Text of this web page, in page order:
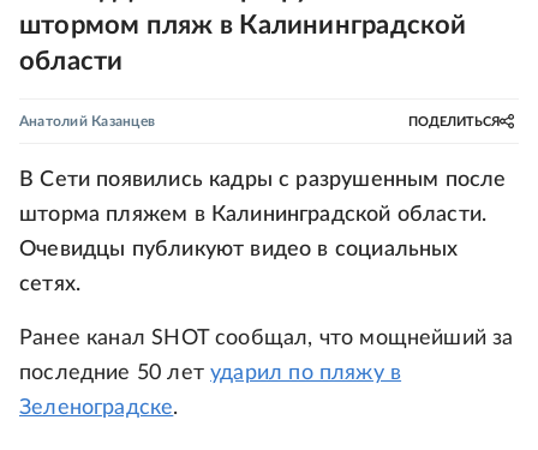
штормом пляж в Калининградской
области
Анатолий Казанцев ПОДЕЛИТЬСЯ
В Сети появились кадры с разрушенным после
шторма пляжем в Калининградской области.
Очевидцы публикуют видео в социальных
сетях.
Ранее канал SHOT сообщал, что мощнейший за
последние 50 летударил по пляжу в
Зеленоградске.